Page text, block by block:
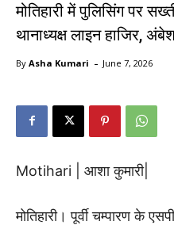
मोतिहारी में पुलिसिंग पर
थानाध्यक्ष लाइन हाजिर,
By Asha Kumari - June 7, 2026
Motihari | आशा कुमारी|
मोतिहारी। पूर्वी चम्पारण के